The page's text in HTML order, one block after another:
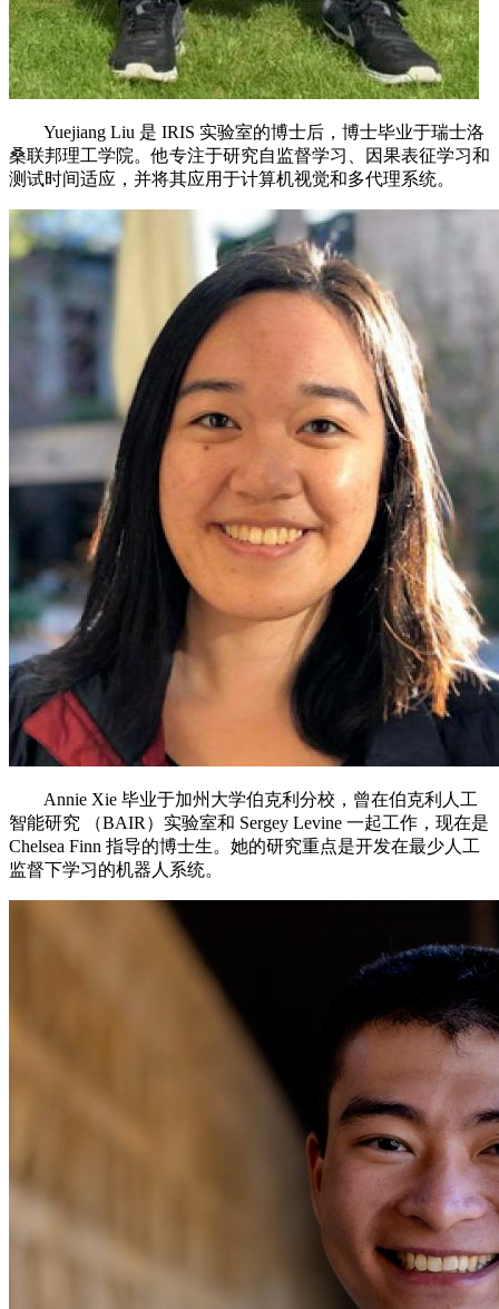
Yuejiang Liu 是 IRIS 实验室的博士后，博士毕业于瑞士洛
桑联邦理工学院。他专注于研究自监督学习、因果表征学习和
测试时间适应，并将其应用于计算机视觉和多代理系统。
Annie Xie 毕业于加州大学伯克利分校，曾在伯克利人工
智能研究 （BAIR）实验室和 Sergey Levine 一起工作，现在是
Chelsea Finn 指导的博士生。她的研究重点是开发在最少人工
监督下学习的机器人系统。